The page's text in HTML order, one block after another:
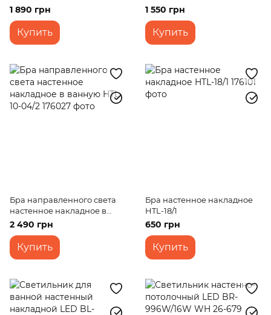
702W/1
1 890 грн
Купить
771W/1
1 550 грн
Купить
Бра направленного света
настенное накладное в
ванную HTL-10-04/2
2 490 грн
Купить
Бра настенное накладное
HTL-18/1
650 грн
Купить